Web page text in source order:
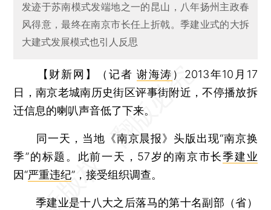
发迹于苏南模式发端地之一的昆山，八年扬州主政春
风得意，最终在南京市长任上折戟。季建业式的大拆
大建式发展模式也引人反思
【财新网】（记者谢海涛 ） 2013年10月17
日，南京老城南历史街区评事街附近，不停播放拆
迁信息的喇叭声音低了下来。
同一天，当地《南京晨报》头版出现“南京换
季”的标题。此前一天，57岁的南京市长季建业
因“严重违纪”，接受组织调查。
季建业是十八大之后落马的第十名副部（省）